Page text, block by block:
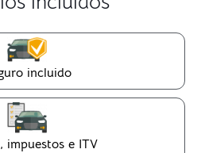
incluido
impuestos e ITV